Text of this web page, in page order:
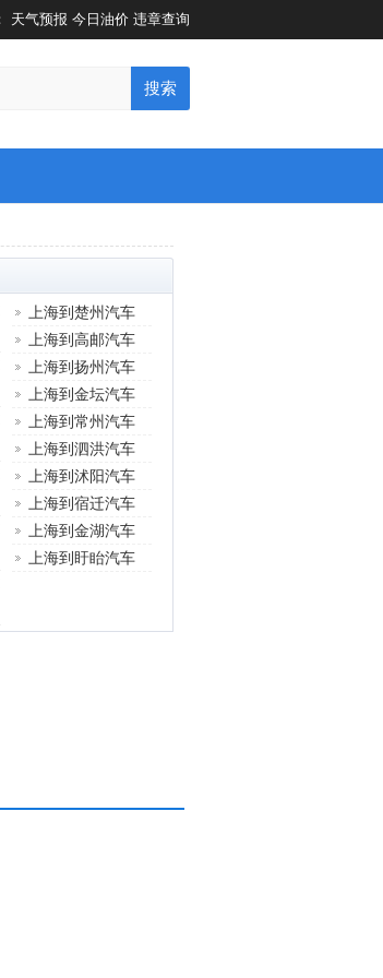
天气预报 今日油价 违章查询
搜索
上海到楚州汽车
上海到高邮汽车
上海到扬州汽车
上海到金坛汽车
上海到常州汽车
上海到泗洪汽车
上海到沭阳汽车
上海到宿迁汽车
上海到金湖汽车
上海到盱眙汽车